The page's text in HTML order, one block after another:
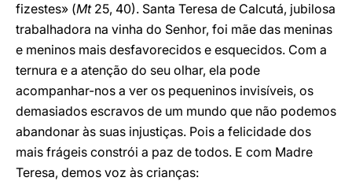
fizestes» (Mt25, 40). Santa Teresa de Calcutá, jubilosa
trabalhadora na vinha do Senhor, foi mãe das meninas
e meninos mais desfavorecidos e esquecidos. Com a
ternura e a atenção do seu olhar, ela pode
acompanhar-nos a ver os pequeninos invisíveis, os
demasiados escravos de um mundo que não podemos
abandonar às suas injustiças. Pois a felicidade dos
mais frágeis constrói a paz de todos. E com Madre
Teresa, demos voz às crianças: